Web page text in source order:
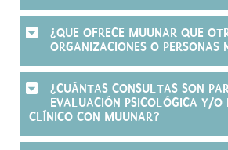
¿QUE OFRECE MUUNAR QUE
ORGANIZACIONES O PERSONAS
¿CUÁNTAS CONSULTAS SON
EVALUACIÓN PSICOLÓGICA Y/O
CLÍNICO CON MUUNAR?